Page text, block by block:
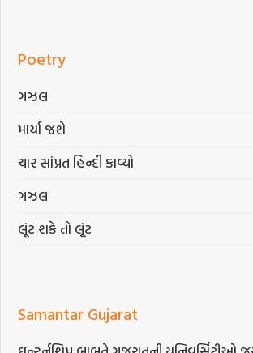
Poetry
ગઝલ
માર્યા જશે
ચાર સાંપ્રત હિન્દી કાવ્યો
ગઝલ
લૂંટ શકે તો લૂંટ
Samantar Gujarat